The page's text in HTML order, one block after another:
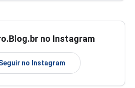
no Instagram
no Instagram